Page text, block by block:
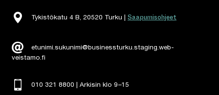
Tykistökatu 4 B, 20520 Turku | Saapumisohjeet
etunimi.sukunimi@businessturku.staging.web-
veistamo.fi
010 321 8800 | Arkisin klo 9–15